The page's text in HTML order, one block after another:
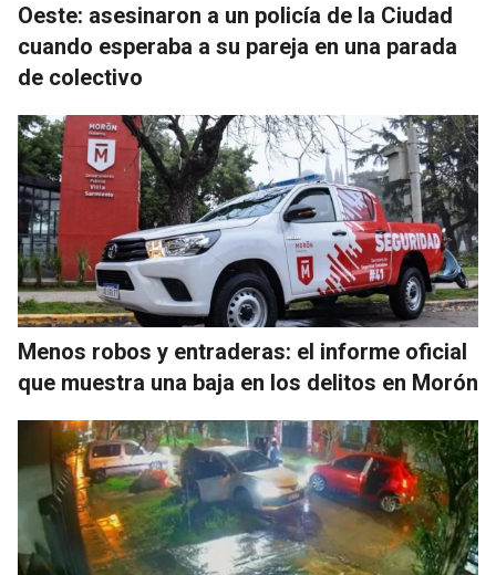
Oeste: asesinaron a un policía de la Ciudad
cuando esperaba a su pareja en una parada
de colectivo
Menos robos y entraderas: el informe oficial
que muestra una baja en los delitos en Morón